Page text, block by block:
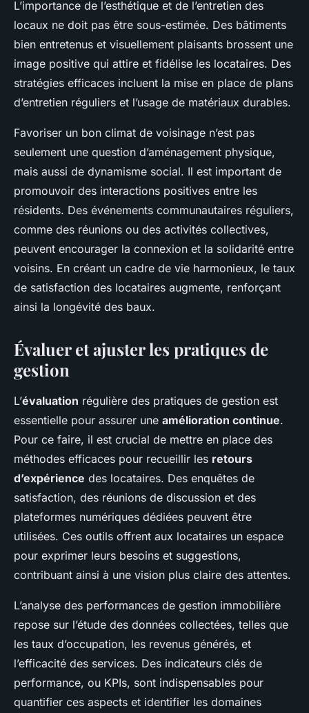
L’importance de l’esthétique et de l’entretien des
locaux ne doit pas être sous-estimée. Des bâtiments
bien entretenus et visuellement plaisants brossent une
image positive qui attire et fidélise les locataires. Des
stratégies efficaces incluent la mise en place de plans
d’entretien réguliers et l’usage de matériaux durables.
Favoriser un bon climat de voisinage n’est pas
seulement une question d’aménagement physique,
mais aussi de dynamisme social. Il est important de
promouvoir des interactions positives entre les
résidents. Des événements communautaires réguliers,
comme des réunions ou des activités collectives,
peuvent encourager la connexion et la solidarité entre
voisins. En créant un cadre de vie harmonieux, le taux
de satisfaction des locataires augmente, renforçant
ainsi la longévité des baux.
Évaluer et ajuster les pratiques de
gestion
L’évaluation régulière des pratiques de gestion est
essentielle pour assurer une amélioration continue.
Pour ce faire, il est crucial de mettre en place des
méthodes efficaces pour recueillir les retours
d’expérience des locataires. Des enquêtes de
satisfaction, des réunions de discussion et des
plateformes numériques dédiées peuvent être
utilisées. Ces outils offrent aux locataires un espace
pour exprimer leurs besoins et suggestions,
contribuant ainsi à une vision plus claire des attentes.
L’analyse des performances de gestion immobilière
repose sur l’étude des données collectées, telles que
les taux d’occupation, les revenus générés, et
l’efficacité des services. Des indicateurs clés de
performance, ou KPIs, sont indispensables pour
quantifier ces aspects et identifier les domaines